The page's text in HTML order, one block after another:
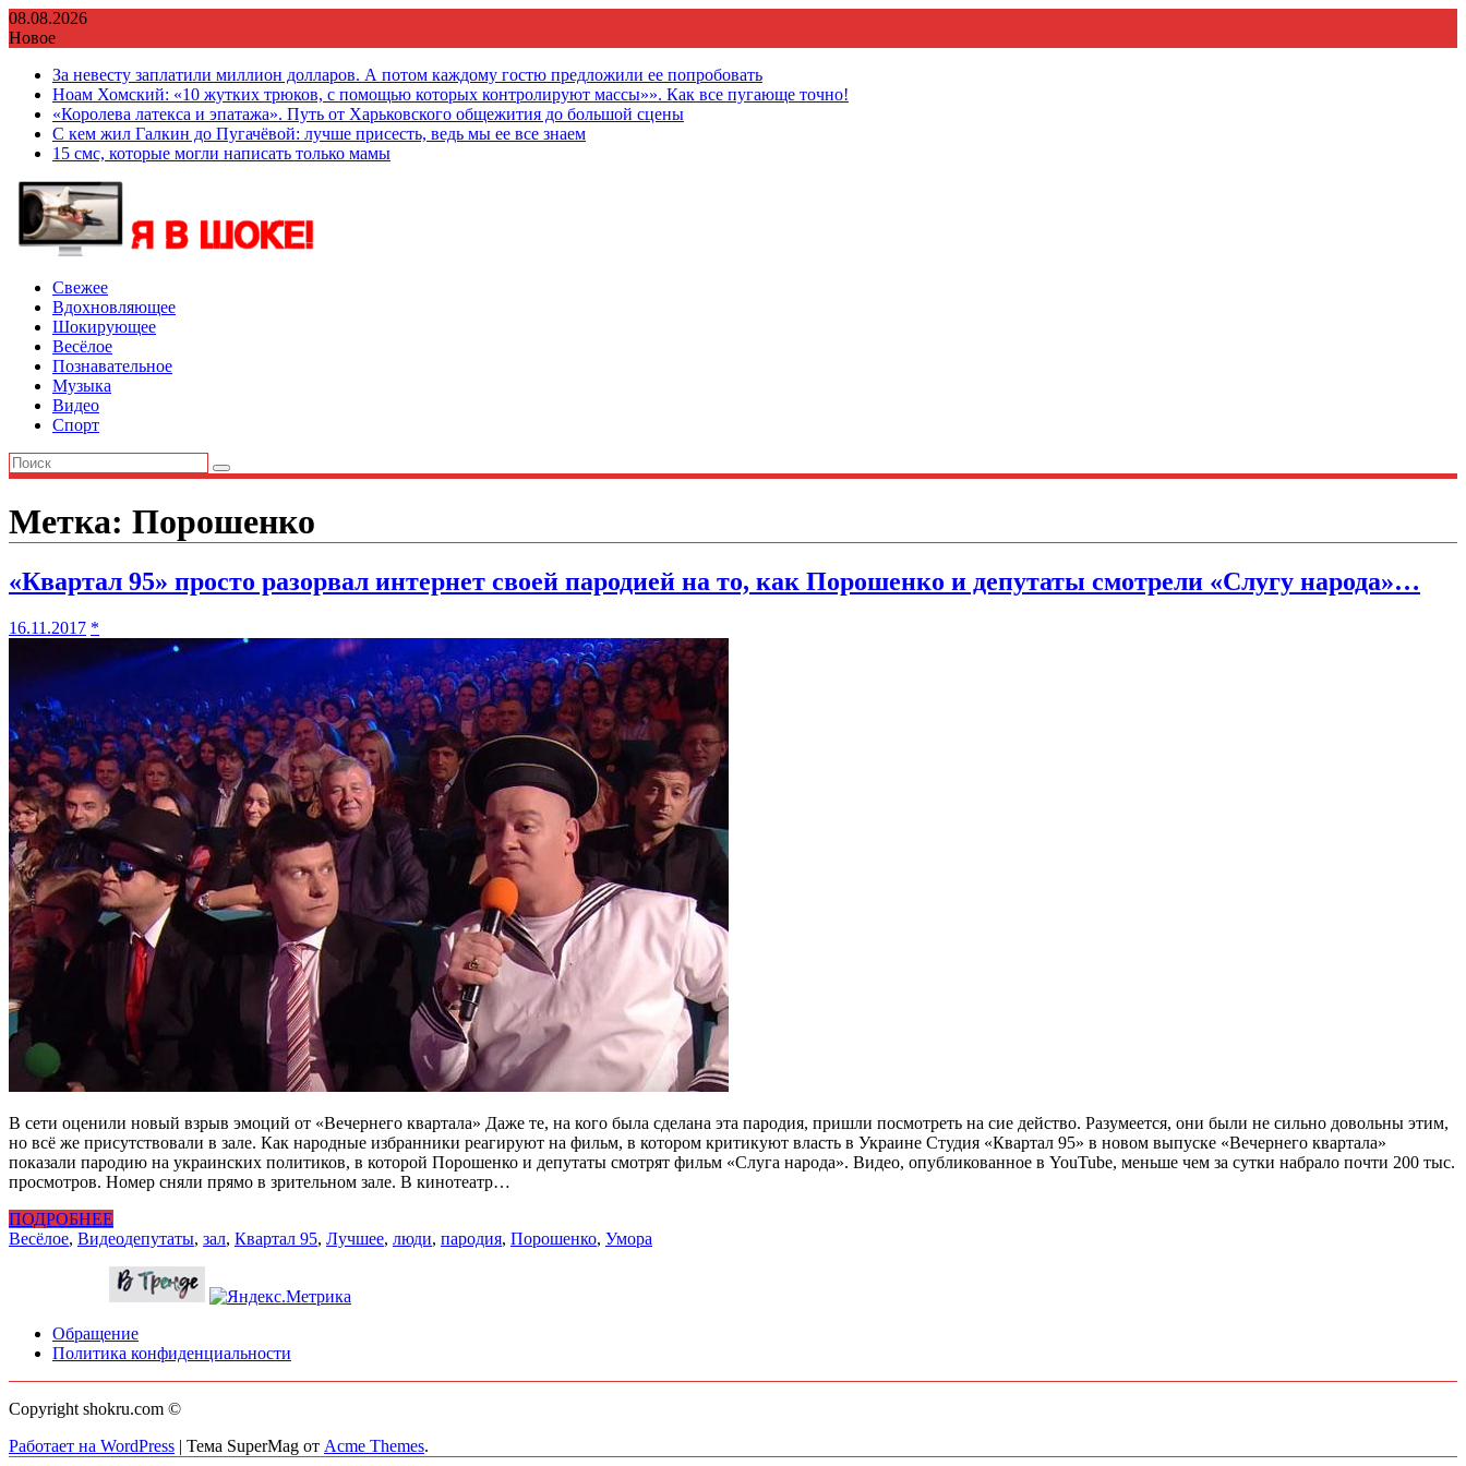
Перейти
к
08.08.2026
Новое
За невесту заплатили миллион долларов. А потом каждому гостю предложили ее попробовать
Ноам Хомский: «10 жутких трюков, с помощью которых контролируют массы»». Как все пугающе точно!
«Королева латекса и эпатажа». Путь от Харьковского общежития до большой сцены
С кем жил Галкин до Пугачёвой: лучше присесть, ведь мы ее все знаем
15 смс, которые могли написать только мамы
Свежее
Вдохновляющее
Шокирующее
Весёлое
Познавательное
Музыка
Видео
Спорт
Метка: Порошенко
«Квартал 95» просто разорвал интернет своей пародией на то, как Порошенко и депутаты смотрели «Слугу народа»…
16.11.2017 *
В сети оценили новый взрыв эмоций от «Вечернего квартала» Даже те, на кого была сделана эта пародия, пришли посмотреть на сие действо. Разумеется, они были не сильно довольны этим,
но всё же присутствовали в зале. Как народные избранники реагируют на фильм, в котором критикуют власть в Украине Студия «Квартал 95» в новом выпуске «Вечернего квартала»
показали пародию на украинских политиков, в которой Порошенко и депутаты смотрят фильм «Слуга народа». Видео, опубликованное в YouTube, меньше чем за сутки набрало почти 200 тыс.
просмотров. Номер сняли прямо в зрительном зале. В кинотеатр…
ПОДРОБНЕЕ
Весёлое, Видеодепутаты, зал, Квартал 95, Лучшее, люди, пародия, Порошенко, Умора
Обращение
Политика конфиденциальности
Copyright shokru.com ©
Работает на WordPress | Тема SuperMag от Acme Themes.